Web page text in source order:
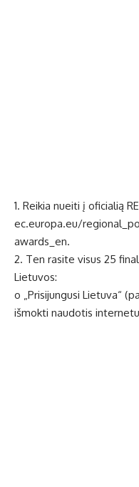
1. Reikia nueiti į oficialią
ec.europa.eu/
awards_en.
2. Ten rasite visus 25
Lietuvos:
o „Prisijungusi Lietuva“
išmokti naudotis